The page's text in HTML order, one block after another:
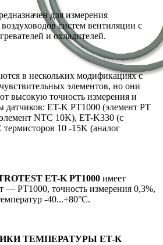
для измерения
систем вентиляции с
и охладителей.
в нескольких модификациях с
элементов, но они
высокую точность измерения и
датчиков: ET-K PT1000 (элемент PT
NTC 10K), ET-K330 (с
10 -15K (аналог
ET-K PT1000 имеет
— PT1000, точность измерения 0,3%,
-40...+80°C.
ТЕМПЕРАТУРЫ ET-K